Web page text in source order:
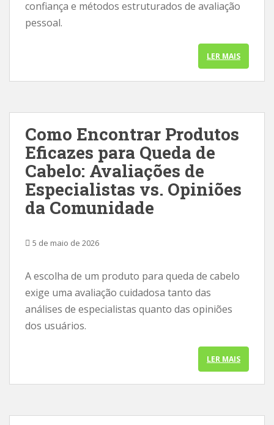
confiança e métodos estruturados de avaliação
pessoal.
LER MAIS
Como Encontrar Produtos
Eficazes para Queda de
Cabelo: Avaliações de
Especialistas vs. Opiniões
da Comunidade
5 de maio de 2026
A escolha de um produto para queda de cabelo
exige uma avaliação cuidadosa tanto das
análises de especialistas quanto das opiniões
dos usuários.
LER MAIS